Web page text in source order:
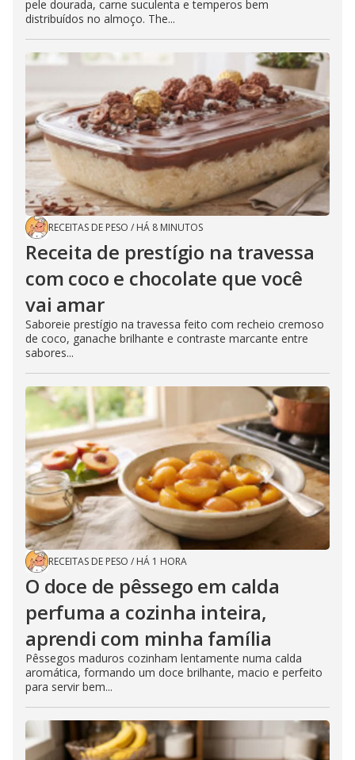
pele dourada, carne suculenta e temperos bem
distribuídos no almoço. The...
RECEITAS DE PESO / HÁ 8 MINUTOS
Receita de prestígio na travessa
com coco e chocolate que você
vai amar
Saboreie prestígio na travessa feito com recheio cremoso
de coco, ganache brilhante e contraste marcante entre
sabores...
RECEITAS DE PESO / HÁ 1 HORA
O doce de pêssego em calda
perfuma a cozinha inteira,
aprendi com minha família
Pêssegos maduros cozinham lentamente numa calda
aromática, formando um doce brilhante, macio e perfeito
para servir bem...